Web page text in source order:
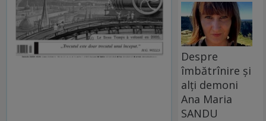
Despre
îmbătrînire și
alți demoni
Ana Maria
SANDU